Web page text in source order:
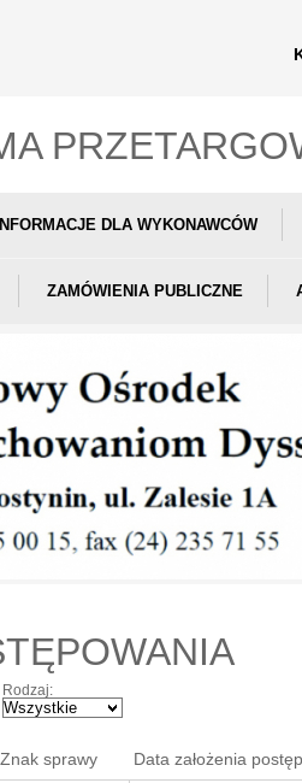
INFORMACJE DLA WYKONAWCÓW
ZAMÓWIENIA PUBLICZNE
Rodzaj:
Znak sprawy Data założenia